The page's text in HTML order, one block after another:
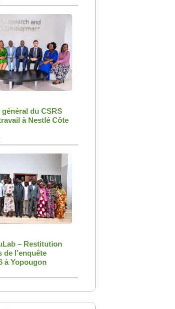
du CSRS
à Nestlé Côte
– Restitution
de l’enquête
à Yopougon